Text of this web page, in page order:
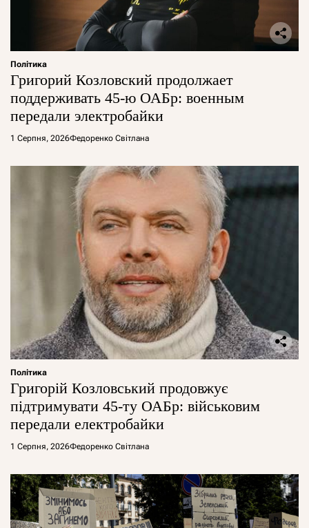
Політика
Григорий Козловский продолжает
поддерживать 45-ю ОАБр: военным
передали электробайки
1 Серпня, 2026Федоренко Світлана
Політика
Григорій Козловський продовжує
підтримувати 45-ту ОАБр: військовим
передали електробайки
1 Серпня, 2026Федоренко Світлана